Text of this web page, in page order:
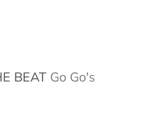
BEAT Go Go's
z 5 hvězdiček.